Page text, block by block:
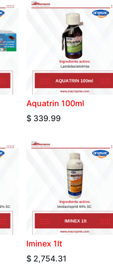
Aquatrin 100ml
$ 339.99
Iminex 1lt
$ 2,754.31